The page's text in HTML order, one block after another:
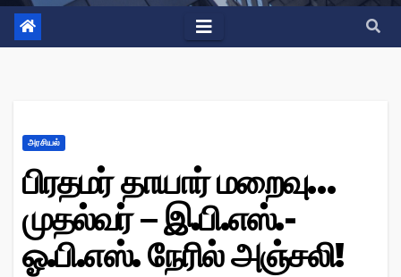
அரசியல்
பிரதமர் தாயார் மறைவு…
முதல்வர் – இ.பி.எஸ்.-
ஓ.பி.எஸ். நேரில் அஞ்சலி!